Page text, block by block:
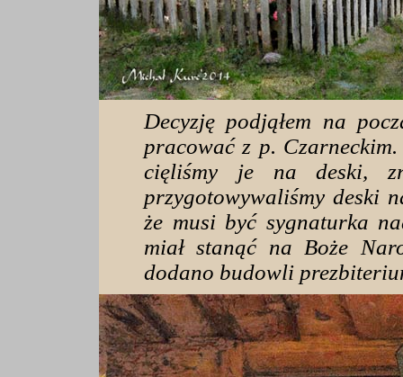
Decyzję podjąłem na
pracować z p.
cięliśmy je na deski,
przygotowywaliśmy deski
że musi być sygnaturka
miał stanąć na Boże
dodano budowli